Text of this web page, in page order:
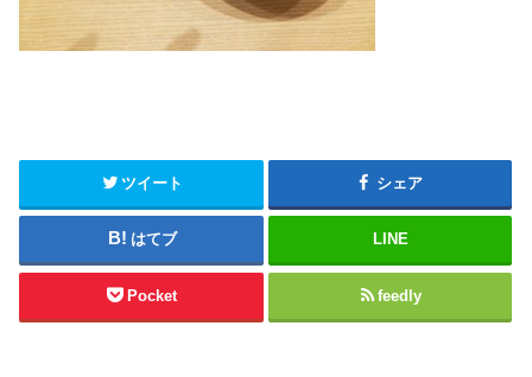
ツイート シェア
はてブ LINE
Pocket feedly